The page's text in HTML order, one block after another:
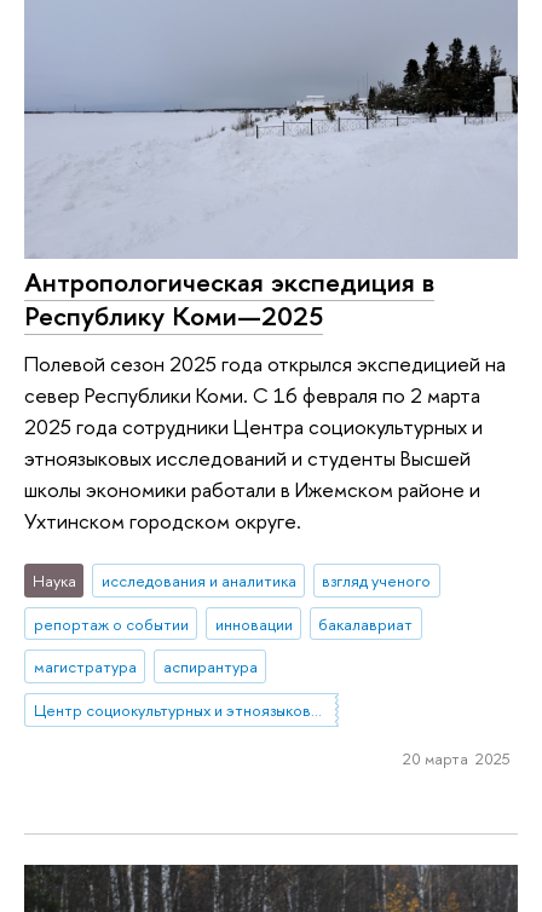
Антропологическая экспедиция в
Республику Коми—2025
Полевой сезон 2025 года открылся экспедицией на
север Республики Коми. С 16 февраля по 2 марта
2025 года сотрудники Центра социокультурных и
этноязыковых исследований и студенты Высшей
школы экономики работали в Ижемском районе и
Ухтинском городском округе.
Наука исследования и аналитика
взгляд ученого
репортаж о событии
инновации
бакалавриат
магистратура
аспирантура
Центр социокультурных и этноязыковых исследований
20 марта 2025